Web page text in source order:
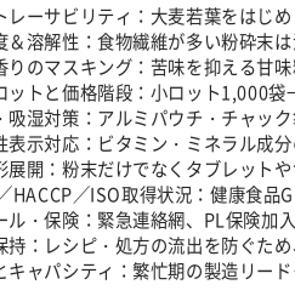
レーサビリティ：大麦若葉をはじ
＆溶解性：食物繊維が多い粉砕末
りのマスキング：苦味を抑える甘
ットと価格階段：小ロット1,000
吸湿対策：アルミパウチ・チャッ
表示対応：ビタミン・ミネラル成
展開：粉末だけでなくタブレット
HACCP／ISO取得状況：健康食品
ル・保険：緊急連絡網、PL保険加
持：レシピ・処方の流出を防ぐた
キャパシティ：繁忙期の製造リー